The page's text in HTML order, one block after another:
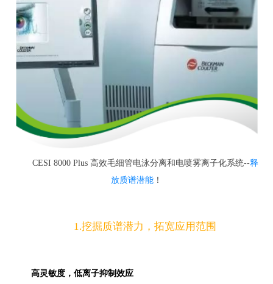
CESI 8000 Plus 高效毛细管电泳分离和电喷雾离子化系统--释
放质谱潜能 ！
1.挖掘质谱潜力，拓宽应用范围
高灵敏度，低离子抑制效应